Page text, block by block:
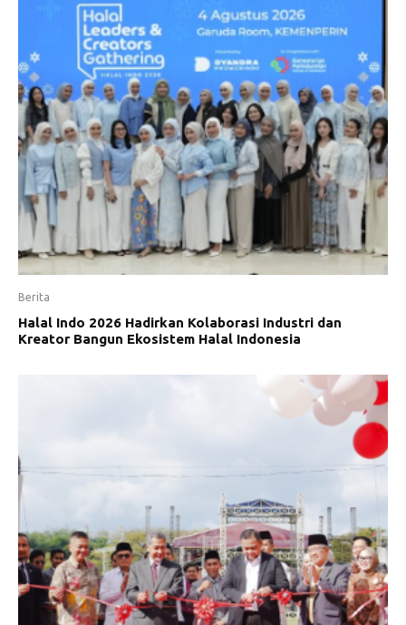
Berita
Halal Indo 2026 Hadirkan Kolaborasi Industri dan
Kreator Bangun Ekosistem Halal Indonesia